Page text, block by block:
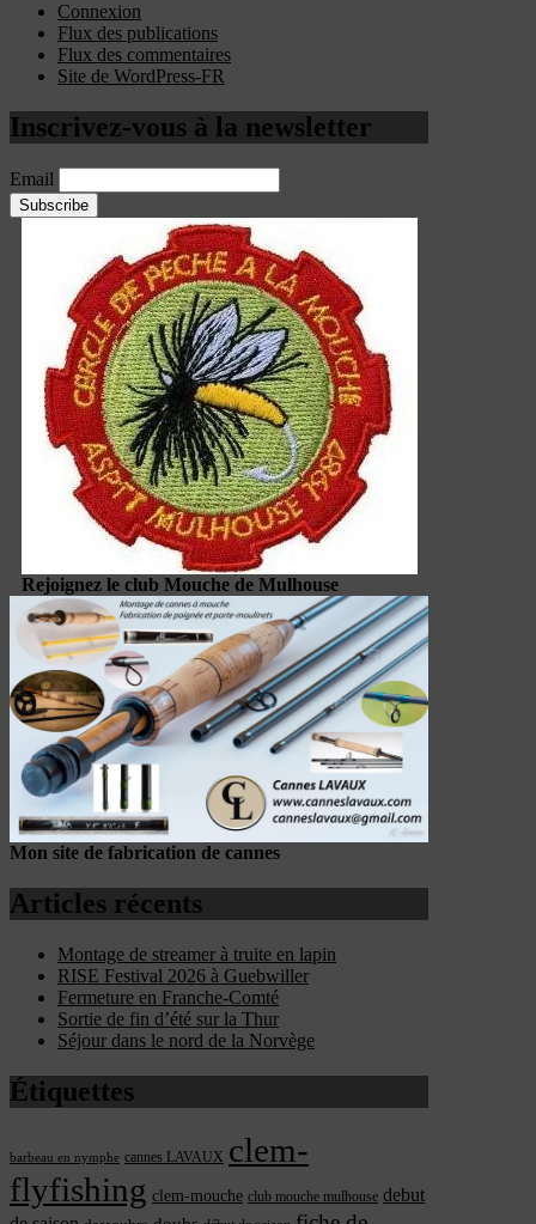
Connexion
Flux des publications
Flux des commentaires
Site de WordPress-FR
Inscrivez-vous à la newsletter
Email
Rejoignez le club Mouche de Mulhouse
Mon site de fabrication de cannes
Articles récents
Montage de streamer à truite en lapin
RISE Festival 2026 à Guebwiller
Fermeture en Franche-Comté
Sortie de fin d’été sur la Thur
Séjour dans le nord de la Norvège
Étiquettes
barbeau en nymphe cannes LAVAUX clem-
flyfishing clem-mouche club mouche mulhouse debut